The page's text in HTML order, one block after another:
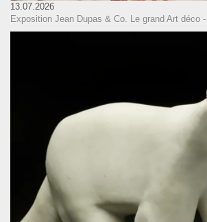
13.07.2026
Exposition Jean Dupas & Co. Le grand Art déco